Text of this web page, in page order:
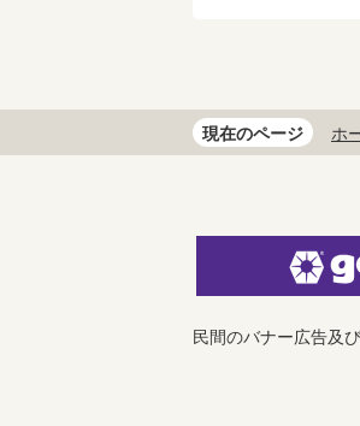
現在のページ ホ
民間のバナー広告及